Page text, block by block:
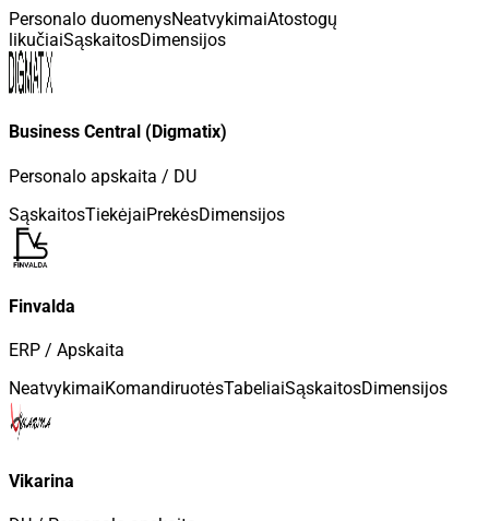
Personalo duomenysNeatvykimaiAtostogų
likučiaiSąskaitosDimensijos
Business Central (Digmatix)
Personalo apskaita / DU
SąskaitosTiekėjaiPrekėsDimensijos
Finvalda
ERP / Apskaita
NeatvykimaiKomandiruotėsTabeliaiSąskaitosDimensijos
Vikarina